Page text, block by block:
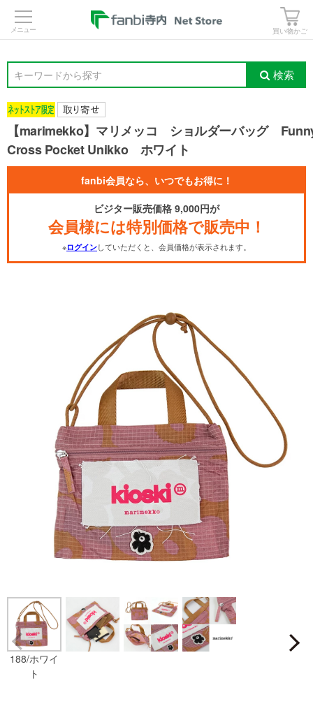
買い物かご
キーワードから探す 検索
【marimekko】マリメッコ ショルダーバッグ
Cross Pocket Unikko ホワイト
fanbi会員なら、いつでもお得に！
ビジター販売価格 9,000円が
会員様には特別価格で販売中！
※ログインしていただくと、会員価格が表示されます。
188/ホワイ
ト
Prev